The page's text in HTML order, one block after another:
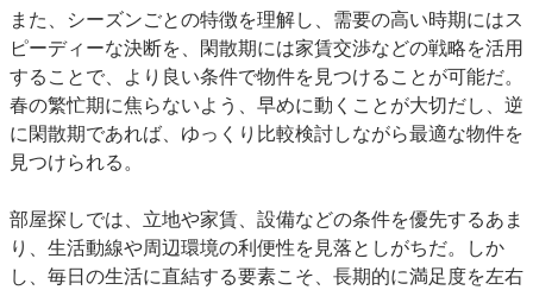
また、シーズンごとの特徴を理解し、需要の高い時期にはス
ピーディーな決断を、閑散期には家賃交渉などの戦略を活用
することで、より良い条件で物件を見つけることが可能だ。
春の繁忙期に焦らないよう、早めに動くことが大切だし、逆
に閑散期であれば、ゆっくり比較検討しながら最適な物件を
見つけられる。
部屋探しでは、立地や家賃、設備などの条件を優先するあま
り、生活動線や周辺環境の利便性を見落としがちだ。しか
し、毎日の生活に直結する要素こそ、長期的に満足度を左右